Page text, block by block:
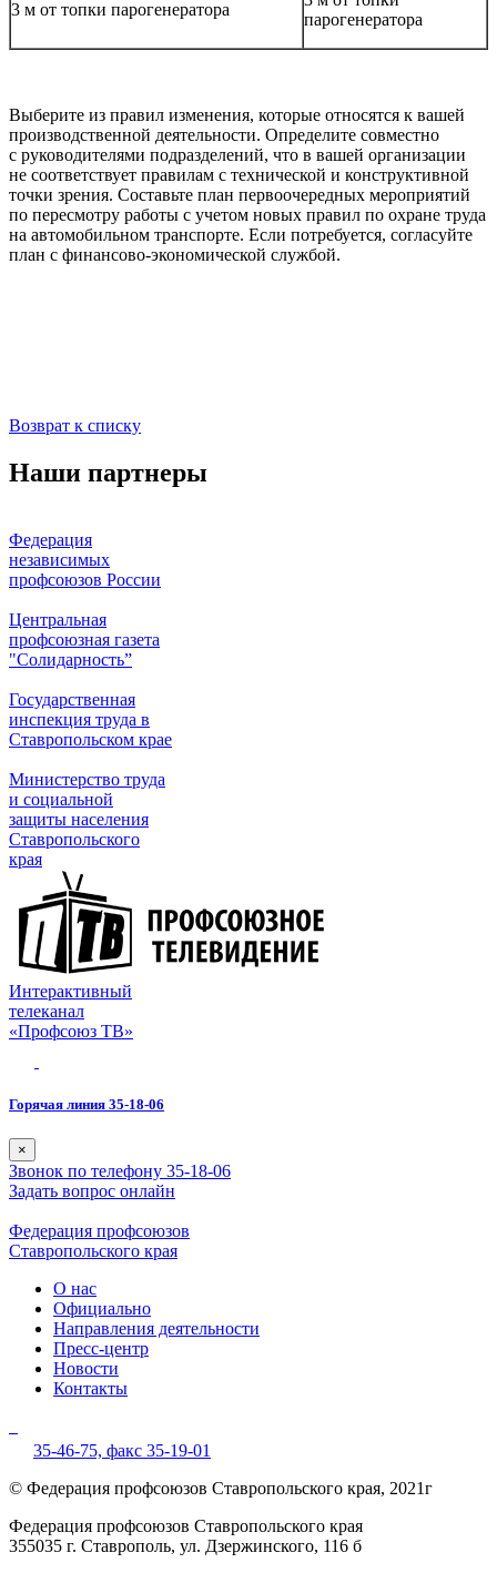
3 м от топки парогенератора
парогенератора
Выберите из правил изменения, которые относятся к вашей
производственной деятельности. Определите совместно
с руководителями подразделений, что в вашей организации
не соответствует правилам с технической и конструктивной
точки зрения. Составьте план первоочередных мероприятий
по пересмотру работы с учетом новых правил по охране труда
на автомобильном транспорте. Если потребуется, согласуйте
план с финансово-экономической службой.
Возврат к списку
Наши партнеры
Федерация
независимых
профсоюзов России
Центральная
профсоюзная газета
"Солидарность”
Государственная
инспекция труда в
Ставропольском крае
Министерство труда
и социальной
защиты населения
Ставропольского
края
Интерактивный
телеканал
«Профсоюз ТВ»
Горячая линия 35-18-06
×
Звонок по телефону 35-18-06
Задать вопрос онлайн
Федерация профсоюзов
Ставропольского края
О нас
Официально
Направления деятельности
Пресс-центр
Новости
Контакты
35-46-75, факс 35-19-01
© Федерация профсоюзов Ставропольского края, 2021г
Федерация профсоюзов Ставропольского края
355035 г. Ставрополь, ул. Дзержинского, 116 б